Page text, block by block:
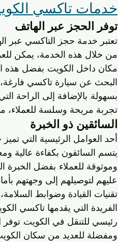
خدمات تاكسي
توفر الحجز عبر الهاتف
تعتبر خدمة حجز التاكسي عبر
من خلال هذه الخدمة، يمكن
مكان داخل الكويت. بفضل هذه
البحث عن سيارة تاكسي
بسهولة. بالإضافة إلى الراحة
تجربة مريحة وسلسة للعملاء،
السائقين ذو الخبرة
أحد العوامل الرئيسية التي
يتسم السائقون بكفاءة عالية
وموثوقة للعملاء. بفضل الخبرة
عليهم لتوصيلهم إلى وجهتهم
تقنيات القيادة وضوابط
الفريدة التي يقدمها تاكسي
رئيسي للتنقل في الكويت. توفر
ومفضلة للعديد من سكان